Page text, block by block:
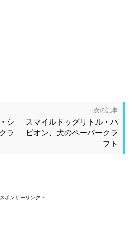
シ
ラ
次の記事
スマイルドッグリトル・パ
ピオン、犬のペーパークラ
フト
ポンサーリンク -